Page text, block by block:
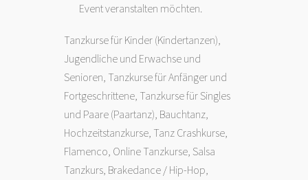
Event veranstalten möchten.
Tanzkurse für Kinder (Kindertanzen),
Jugendliche und Erwachse und
Senioren, Tanzkurse für Anfänger und
Fortgeschrittene, Tanzkurse für Singles
und Paare (Paartanz), Bauchtanz,
Hochzeitstanzkurse, Tanz Crashkurse,
Flamenco , Online Tanzkurse, Salsa
Tanzkurs, Brakedance / Hip-Hop